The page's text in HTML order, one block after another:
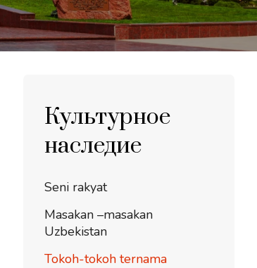
Культурное
наследие
Seni rakyat
Masakan –masakan
Uzbekistan
Tokoh-tokoh ternama